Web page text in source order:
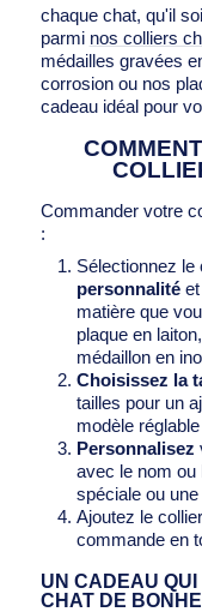
chaque chat, qu'il
parmi nos colliers
médailles gravées
corrosion ou nos
cadeau idéal pour
Commander votre
:
Sélectionnez le
personnalitéet
matière que
plaque en
médaillon en
Choisissez la
tailles pour un
modèle
Personnalisez
avec le nom ou
spéciale ou
Ajoutez le
commande en
UN CADEAU
CHAT DE